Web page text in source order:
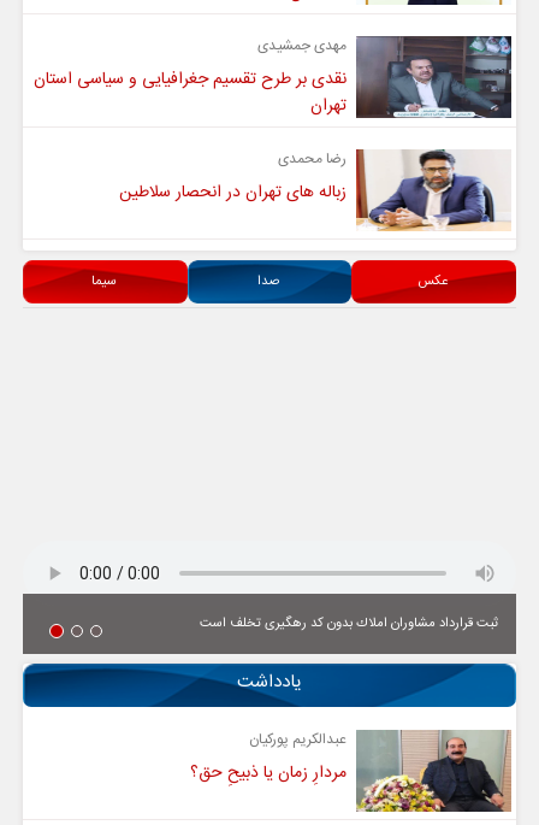
مهدی جمشیدی
نقدی بر طرح تقسیم جغرافیایی و سیاسی استان
تهران
رضا محمدی
زباله های تهران در انحصار سلاطین
عکس صدا سیما
ثبت قرارداد مشاوران املاك بدون كد رهگیری تخلف است
یادداشت
عبدالکریم پورکیان
مردارِ زمان یا ذبیحِ حق؟